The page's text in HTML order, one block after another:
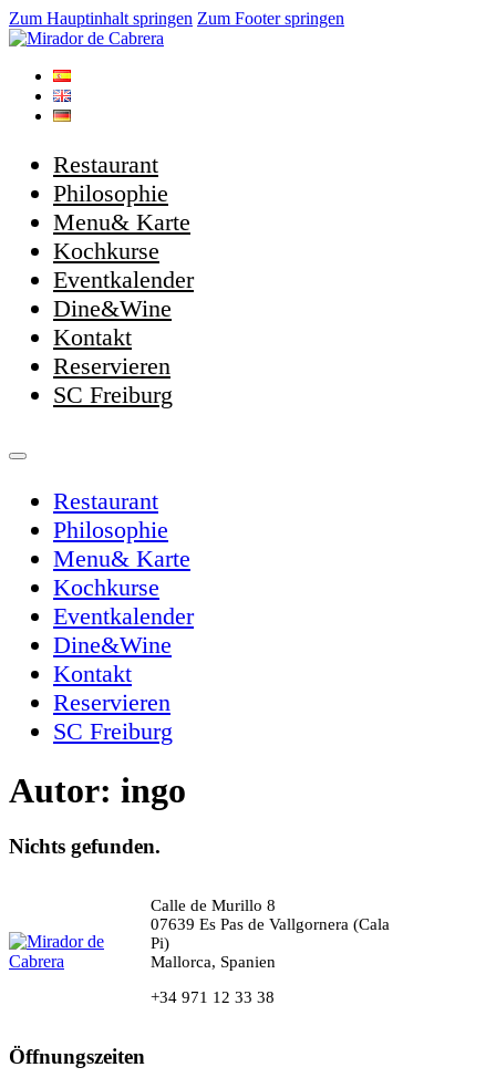
Zum Hauptinhalt springen Zum Footer springen
Restaurant
Philosophie
Menu& Karte
Kochkurse
Eventkalender
Dine&Wine
Kontakt
Reservieren
SC Freiburg
Restaurant
Philosophie
Menu& Karte
Kochkurse
Eventkalender
Dine&Wine
Kontakt
Reservieren
SC Freiburg
Autor: ingo
Nichts gefunden.
Calle de Murillo 8
07639 Es Pas de Vallgornera (Cala
Pi)
Mallorca, Spanien
+34 971 12 33 38
Öffnungszeiten